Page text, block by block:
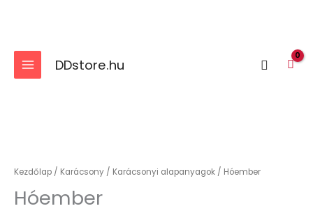
DDstore.hu Search
Kezdőlap/ Karácsony/ Karácsonyi alapanyagok/ Hóember
Hóember